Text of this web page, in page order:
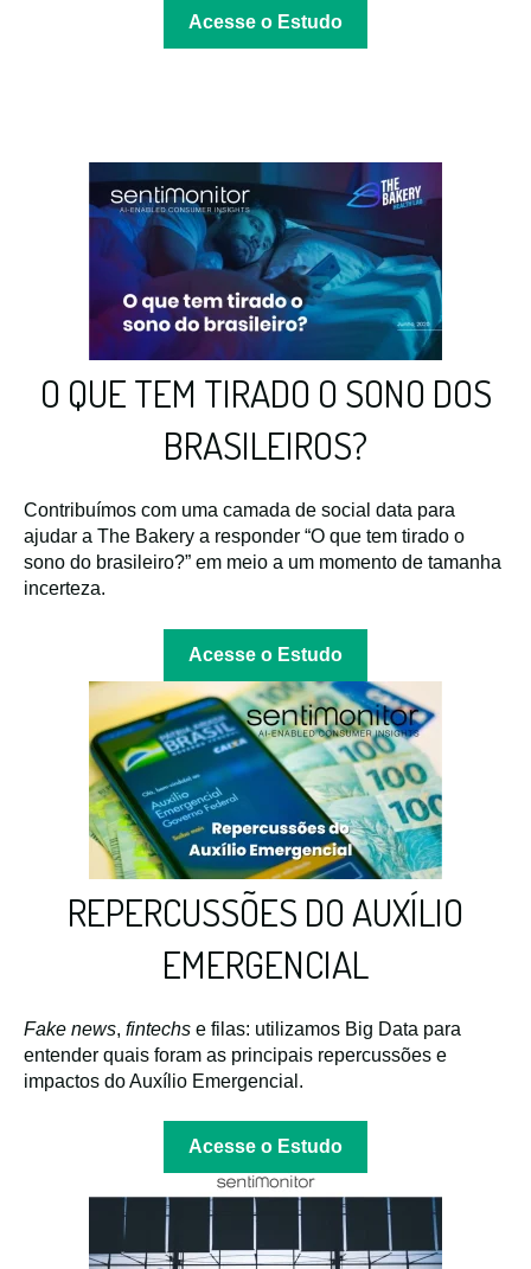
Acesse o Estudo
O QUE TEM TIRADO O SONO DOS
BRASILEIROS?
Contribuímos com uma camada de social data para
ajudar a The Bakery a responder “O que tem tirado o
sono do brasileiro?” em meio a um momento de tamanha
incerteza.
Acesse o Estudo
REPERCUSSÕES DO AUXÍLIO
EMERGENCIAL
Fake news, fintechs e filas: utilizamos Big Data para
entender quais foram as principais repercussões e
impactos do Auxílio Emergencial.
Acesse o Estudo